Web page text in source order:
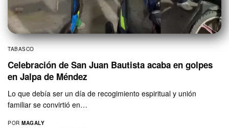
TABASCO
Celebración de San Juan Bautista acaba en golpes
en Jalpa de Méndez
Lo que debía ser un día de recogimiento espiritual y unión
familiar se convirtió en…
POR MAGALY